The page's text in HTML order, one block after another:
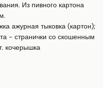
Из пивного картона
ажурная тыковка (картон);
- странички со скошенным
кочерышка